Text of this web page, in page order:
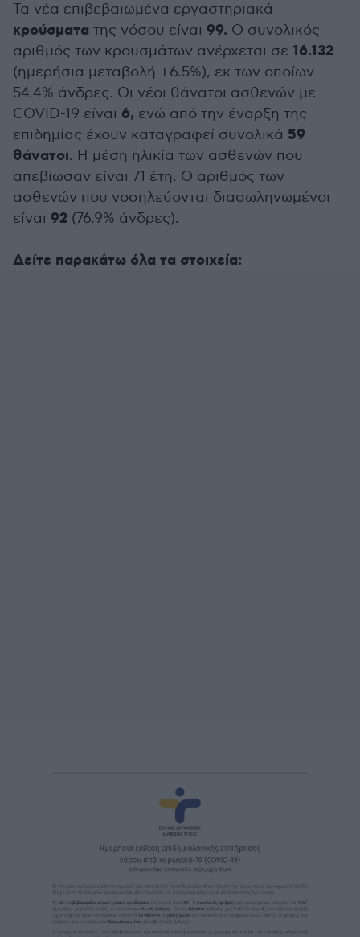
Τα νέα επιβεβαιωμένα εργαστηριακά
κρούσματα της νόσου είναι 99. Ο συνολικός
αριθμός των κρουσμάτων ανέρχεται σε 16.132
(ημερήσια μεταβολή +6.5%), εκ των οποίων
54.4% άνδρες. Οι νέοι θάνατοι ασθενών με
COVID-19 είναι 6, ενώ από την έναρξη της
επιδημίας έχουν καταγραφεί συνολικά 59
θάνατοι. Η μέση ηλικία των ασθενών που
απεβίωσαν είναι 71 έτη. Ο αριθμός των
ασθενών που νοσηλεύονται διασωληνωμένοι
είναι 92 (76.9% άνδρες).
Δείτε παρακάτω όλα τα στοιχεία: